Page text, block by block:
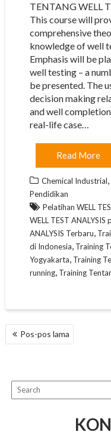
TENTANG WELL
This course will
comprehensive
knowledge of well
Emphasis will be
well testing – a
be presented. The
decision making
and well
real-life case…
Read More
Chemical Industrial,
Pendidikan
Pelatihan WELL
WELL TEST ANALYSIS
ANALYSIS Terbaru,
di Indonesia, Training
Yogyakarta, Training
running, Training
NAVIGASI
POS
Pos-pos lama